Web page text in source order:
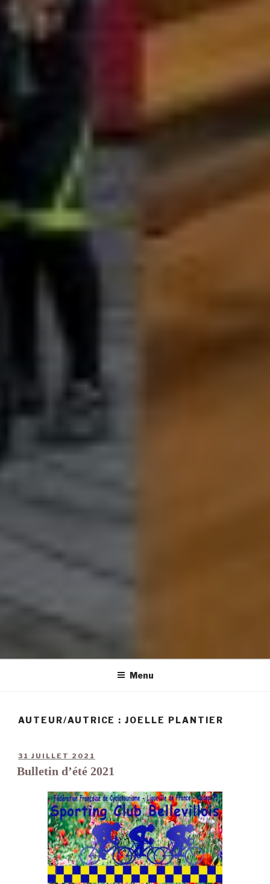
Menu
AUTEUR/AUTRICE :JOELLE PLANTIER
31 JUILLET 2021
Bulletin d’été 2021